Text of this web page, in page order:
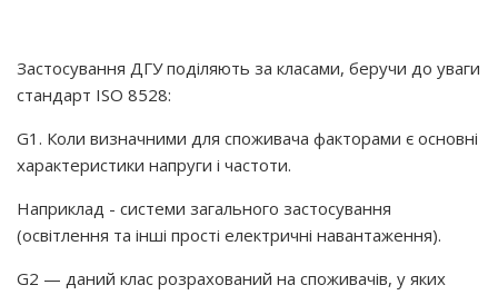
Застосування ДГУ поділяють за класами, беручи до уваги
стандарт ISO 8528:
G1. Коли визначними для споживача факторами є основні
характеристики напруги і частоти.
Наприклад - системи загального застосування
(освітлення та інші прості електричні навантаження).
G2 — даний клас розрахований на споживачів, у яких